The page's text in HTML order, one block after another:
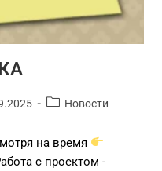
Новости
на время
с проектом -